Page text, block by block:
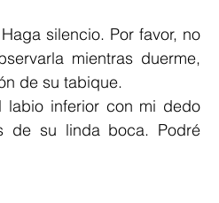
silencio. Por favor, no
mientras duerme,
de su tabique.
labio inferior con mi dedo
de su linda boca. Podré